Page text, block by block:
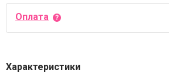
Оплата
Характеристики